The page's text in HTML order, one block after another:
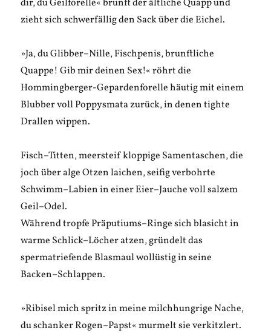
dir, du Geilforelle« brunft der ältliche Quapp und
zieht sich schwerfällig den Sack über die Eichel.
»Ja, du Glibber–Nille, Fischpenis, brunftliche
Quappe! Gib mir deinen Sex!« röhrt die
Hommingberger-Gepardenforelle häutig mit einem
Blubber voll Poppysmata zurück, in denen tighte
Drallen wippen.
Fisch–Titten, meersteif kloppige Samentaschen, die
joch über alge Otzen laichen, seifig verbohrte
Schwimm–Labien in einer Eier–Jauche voll salzem
Geil–Odel.
Während tropfe Präputiums–Ringe sich blasicht in
warme Schlick–Löcher atzen, gründelt das
spermatriefende Blasmaul wollüstig in seine
Backen–Schlappen.
»Ribisel mich spritz in meine milchhungrige Nache,
du schanker Rogen–Papst« murmelt sie verkitzlert.